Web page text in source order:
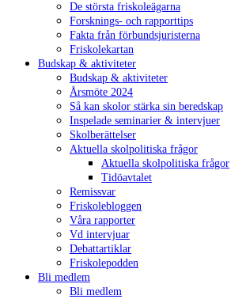
De största friskoleägarna
Forsknings- och rapporttips
Fakta från förbundsjuristerna
Friskolekartan
Budskap & aktiviteter
Budskap & aktiviteter
Årsmöte 2024
Så kan skolor stärka sin beredskap
Inspelade seminarier & intervjuer
Skolberättelser
Aktuella skolpolitiska frågor
Aktuella skolpolitiska frågor
Tidöavtalet
Remissvar
Friskolebloggen
Våra rapporter
Vd intervjuar
Debattartiklar
Friskolepodden
Bli medlem
Bli medlem